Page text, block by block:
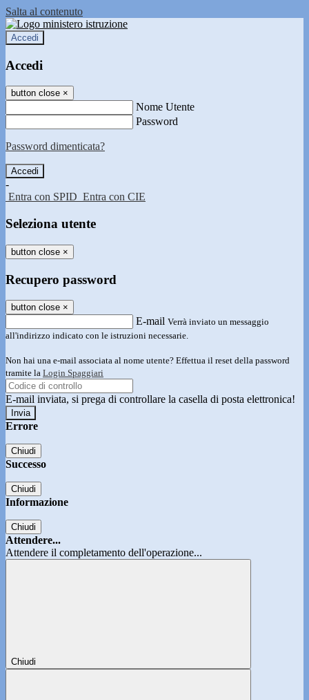
Salta al contenuto
Accedi
Accedi
button close ×
Nome Utente
Password
Password dimenticata?
-
Entra con SPID Entra con CIE
Seleziona utente
button close ×
Recupero password
button close ×
E-mail Verrà inviato un messaggio
all'indirizzo indicato con le istruzioni necessarie.
Non hai una e-mail associata al nome utente? Effettua il reset della password
tramite la Login Spaggiari
E-mail inviata, si prega di controllare la casella di posta elettronica!
Errore
Chiudi
Successo
Chiudi
Informazione
Chiudi
Attendere...
Attendere il completamento dell'operazione...
Chiudi